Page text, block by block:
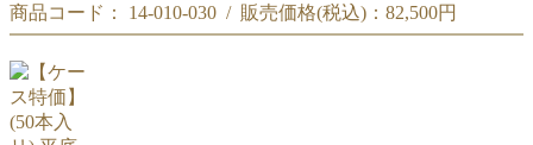
【大量特価】 (100本入×4箱) 平底試験管リム付 25X150
商品コード： 14-010-030 / 販売価格(税込)： 82,500円
【大量特価】 (100本入×4箱) 平底試験管リム付 25X150